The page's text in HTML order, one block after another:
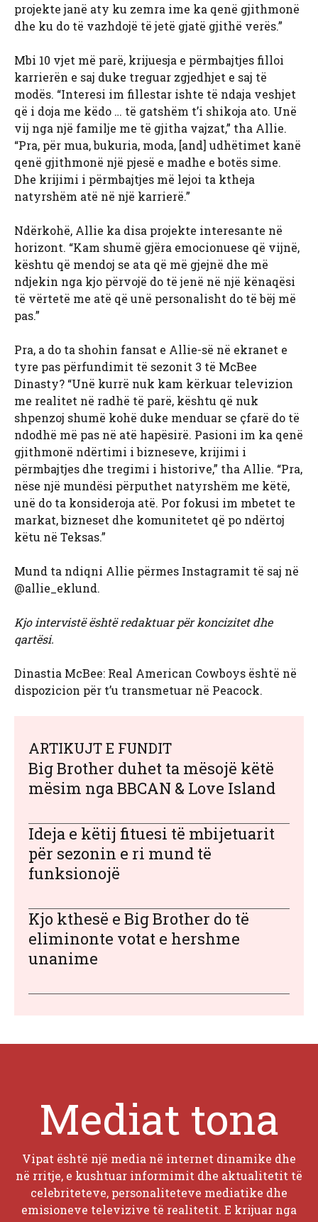
projekte janë aty ku zemra ime ka qenë gjithmonë
dhe ku do të vazhdojë të jetë gjatë gjithë verës.”
Mbi 10 vjet më parë, krijuesja e përmbajtjes filloi
karrierën e saj duke treguar zgjedhjet e saj të
modës. “Interesi im fillestar ishte të ndaja veshjet
që i doja me këdo … të gatshëm t’i shikoja ato. Unë
vij nga një familje me të gjitha vajzat,” tha Allie.
“Pra, për mua, bukuria, moda, [and] udhëtimet kanë
qenë gjithmonë një pjesë e madhe e botës sime.
Dhe krijimi i përmbajtjes më lejoi ta ktheja
natyrshëm atë në një karrierë.”
Ndërkohë, Allie ka disa projekte interesante në
horizont. “Kam shumë gjëra emocionuese që vijnë,
kështu që mendoj se ata që më gjejnë dhe më
ndjekin nga kjo përvojë do të jenë në një kënaqësi
të vërtetë me atë që unë personalisht do të bëj më
pas.”
Pra, a do ta shohin fansat e Allie-së në ekranet e
tyre pas përfundimit të sezonit 3 të McBee
Dinasty? “Unë kurrë nuk kam kërkuar televizion
me realitet në radhë të parë, kështu që nuk
shpenzoj shumë kohë duke menduar se çfarë do të
ndodhë më pas në atë hapësirë. Pasioni im ka qenë
gjithmonë ndërtimi i bizneseve, krijimi i
përmbajtjes dhe tregimi i historive,” tha Allie. “Pra,
nëse një mundësi përputhet natyrshëm me këtë,
unë do ta konsideroja atë. Por fokusi im mbetet te
markat, bizneset dhe komunitetet që po ndërtoj
këtu në Teksas.”
Mund ta ndiqni Allie përmes Instagramit të saj në
@allie_eklund.
Kjo intervistë është redaktuar për koncizitet dhe
qartësi.
Dinastia McBee: Real American Cowboys është në
dispozicion për t’u transmetuar në Peacock.
ARTIKUJT E FUNDIT
Big Brother duhet ta mësojë këtë
mësim nga BBCAN & Love Island
Ideja e këtij fituesi të mbijetuarit
për sezonin e ri mund të
funksionojë
Kjo kthesë e Big Brother do të
eliminonte votat e hershme
unanime
Mediat tona
Vipat është një media në internet dinamike dhe
në rritje, e kushtuar informimit dhe aktualitetit të
celebriteteve, personaliteteve mediatike dhe
emisioneve televizive të realitetit. E krijuar nga